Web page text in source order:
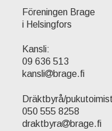
Föreningen Brage
i Helsingfors
Kansli:
09 636 513
kansli
brage.fi
Dräktbyrå/
050 555 8258
draktbyra
brage.fi